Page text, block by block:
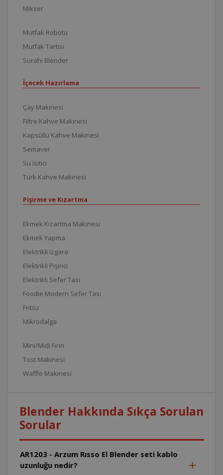
Mikser
Mutfak Robotu
Mutfak Tartısı
Sürahi Blender
İçecek Hazırlama
Çay Makinesi
Filtre Kahve Makinesi
Kapsüllü Kahve Makinesi
Semaver
Su Isıtıcı
Türk Kahve Makinesi
Pişirme ve Kızartma
Ekmek Kızartma Makinesi
Ekmek Yapma
Elektrikli Izgara
Elektrikli Pişirici
Elektrikli Sefer Tası
Foodie Modern Sefer Tası
Fritöz
Mikrodalga
Mini/Midi Fırın
Tost Makinesi
Waffle Makinesi
Blender Hakkında Sıkça Sorulan
Sorular
AR1203 - Arzum Rısso El Blender seti kablo
uzunluğu nedir?